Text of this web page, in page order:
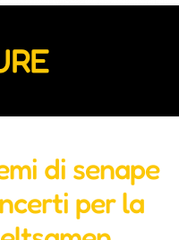
di senape
per la